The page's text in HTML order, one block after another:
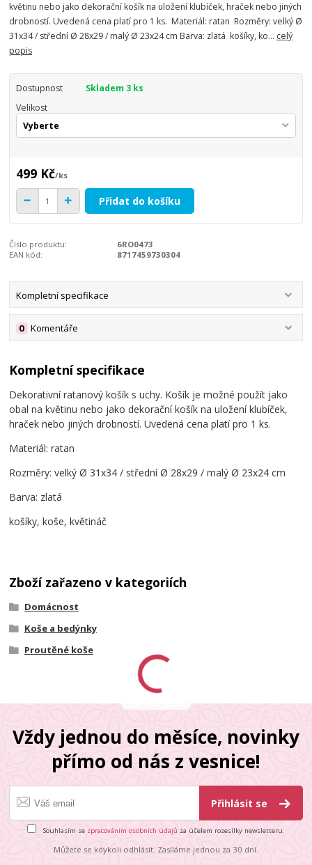
květinu nebo jako dekorační košík na uložení klubíček, hraček nebo jiných
drobností. Uvedená cena platí pro 1 ks. Materiál: ratan Rozměry: velký Ø
31x34 / střední Ø 28x29 / malý Ø 23x24 cm Barva: zlatá košíky, ko... celý
popis
Dostupnost
Skladem 3 ks
Velikost
499 Kč/ks
Přidat do košíku
Číslo produktu:
6RO0473
EAN kód:
8717459730304
Kompletní specifikace
Komentáře
0
Kompletní specifikace
Dekorativní ratanový košík s uchy. Košík je možné použít jako
obal na květinu nebo jako dekorační košík na uložení klubíček,
hraček nebo jiných drobností. Uvedená cena platí pro 1 ks.
Materiál: ratan
Rozměry: velký Ø 31x34 / střední Ø 28x29 / malý Ø 23x24 cm
Barva: zlatá
košíky, koše, květináč
Zboží zařazeno v kategoriích
Domácnost
Koše a bedýnky
Proutěné koše
Vždy jednou do měsíce, novinky
přímo od nás z vesnice!
Přihlásit se
Souhlasím se zpracováním osobních údajů za účelem rozesílky newsletteru.
Můžete se kdykoli odhlásit. Zasíláme jednou za 30 dní.